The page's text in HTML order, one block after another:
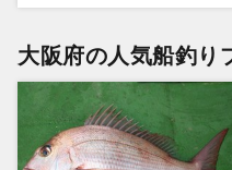
大阪府の人気船釣り